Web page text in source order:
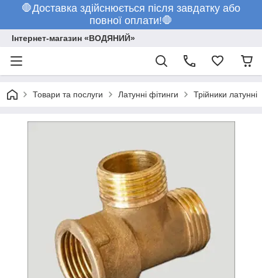
🛑Доставка здійснюється після завдатку або
повної оплати!🛑
Інтернет-магазин «ВОДЯНИЙ»
Товари та послуги Латунні фітинги Трійники латунні